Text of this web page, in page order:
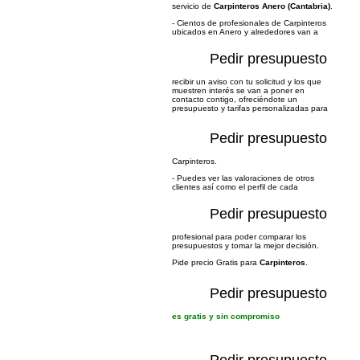
Pedir presupuesto
Pedir presupuesto
Pedir presupuesto
Pedir presupuesto
servicio de Carpinteros Anero (Cantabria)
- Cientos de profesionales de Carpinteros
ubicados en Anero y alrededores van a
recibir un aviso con tu solicitud y los que
muestren interés se van a poner en
contacto contigo, ofreciéndote un
presupuesto y tarifas personalizadas para
Carpinteros.
- Puedes ver las valoraciones de otros
clientes así como el perfil de cada
profesional para poder comparar los
presupuestos y tomar la mejor decisión.
Pide precio Gratis para Carpinteros
es gratis y sin compromiso